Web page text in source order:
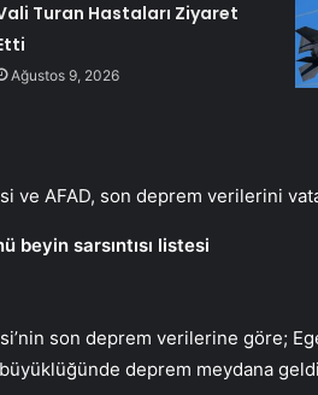
Turan Hastaları Ziyaret
Ağustos 9, 2026
ve AFAD, son deprem verilerini
beyin sarsıntısı listesi
son deprem verilerine göre;
büyüklüğünde deprem meydana